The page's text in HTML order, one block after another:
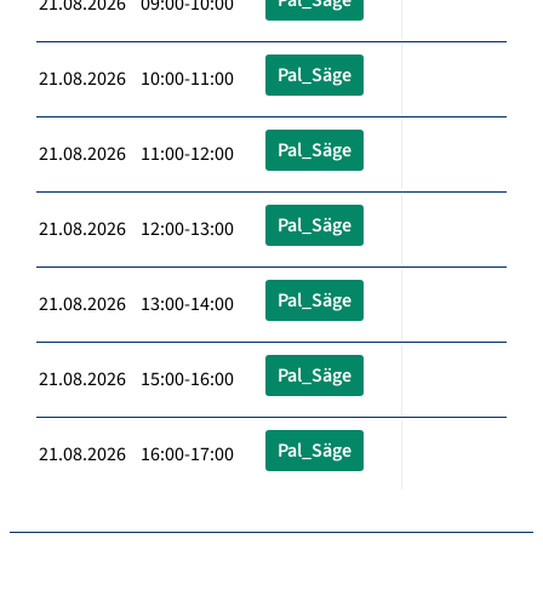
21.08.2026 10:00-11:00 Pal_Säge
21.08.2026 11:00-12:00 Pal_Säge
21.08.2026 12:00-13:00 Pal_Säge
21.08.2026 13:00-14:00 Pal_Säge
21.08.2026 15:00-16:00 Pal_Säge
21.08.2026 16:00-17:00 Pal_Säge